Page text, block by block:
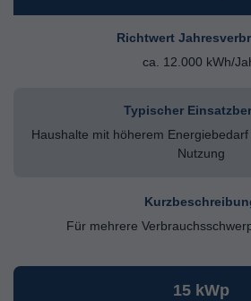
Richtwert
ca. 12.000 kWh/
Typischer
Haushalte mit höherem
Nutzung
Für mehrere
15 kWp